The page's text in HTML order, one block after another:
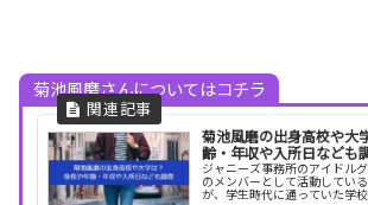
菊池風磨さんについてはコチラ
菊池風磨の出身高校や大
齢・年収や入所日なども
ジャニーズ事務所のアイドル
のメンバーとして活動してい
が、学生時代に通っていた学